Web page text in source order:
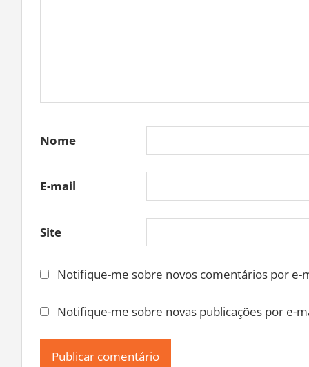
Nome
E-mail
Site
Notifique-me sobre novos comentários por e-
Notifique-me sobre novas publicações por e-